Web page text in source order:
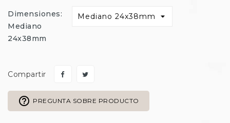
Dimensiones:
Mediano
24x38mm
Compartir
help_outline PREGUNTA SOBRE PRODUCTO